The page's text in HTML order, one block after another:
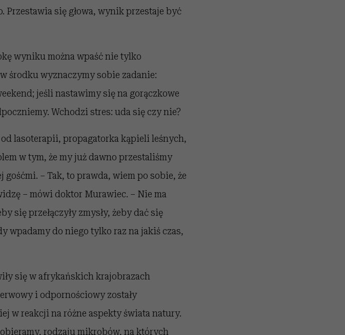
Przestawia się głowa, wynik przestaje być
wyniku można wpaść nie tylko
środku wyznaczymy sobie zadanie:
jeśli nastawimy się na gorączkowe
Wchodzi stres: uda się czy nie?
lasoterapii, propagatorka kąpieli leśnych,
w tym, że my już dawno przestaliśmy
– Tak, to prawda, wiem po sobie, że
– mówi doktor Murawiec. – Nie ma
się przełączyły zmysły, żeby dać się
wpadamy do niego tylko raz na jakiś czas,
się w afrykańskich krajobrazach
i odpornościowy zostały
w reakcji na różne aspekty świata natury.
rodzaju mikrobów, na których